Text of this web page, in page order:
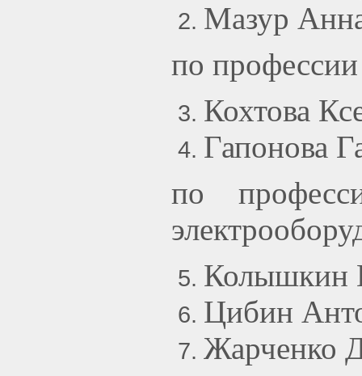
Мазур
по
Кохтова
Гапонова
по
Колышкин
Цибин
Жарченко